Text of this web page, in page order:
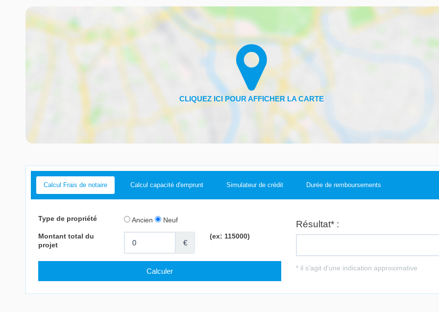
Calcul Frais de notaire Calcul capacité d'emprunt Simulateur de crédit Durée de remboursements